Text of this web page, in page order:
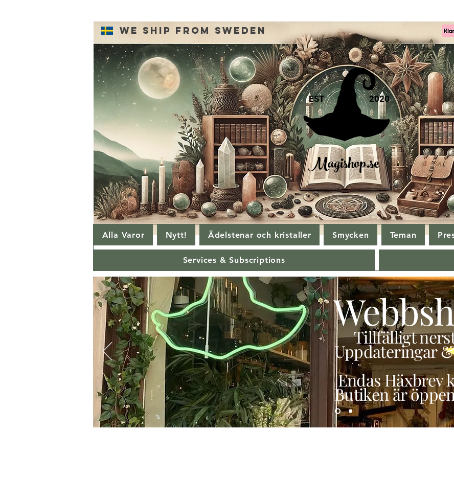
We ship from Sweden
Magishop.se
2020
EST
Alla Varor Nytt! Ädelstenar och kristaller Smycken Teman
Services & Subscriptions
Tillfälligt
Uppdateringar
Endas Häxbrev
Butiken är